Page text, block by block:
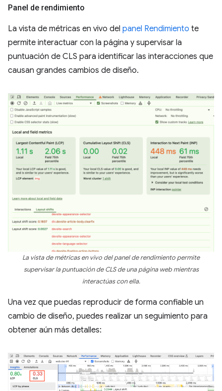
Panel de rendimiento
La vista de métricas en vivo del panel Rendimiento te
permite interactuar con la página y supervisar la
puntuación de CLS para identificar las interacciones que
causan grandes cambios de diseño.
La vista de métricas en vivo del panel de rendimiento permite
supervisar la puntuación de CLS de una página web mientras
interactúas con ella.
Una vez que puedas reproducir de forma confiable un
cambio de diseño, puedes realizar un seguimiento para
obtener aún más detalles: